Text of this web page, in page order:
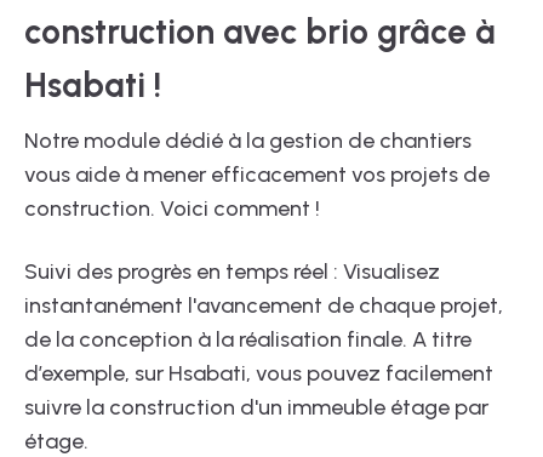
construction avec brio grâce à
Hsabati !
Notre module dédié à la gestion de chantiers
vous aide à mener efficacement vos projets de
construction. Voici comment !
Suivi des progrès en temps réel : Visualisez
instantanément l'avancement de chaque projet,
de la conception à la réalisation finale. A titre
d’exemple, sur Hsabati, vous pouvez facilement
suivre la construction d'un immeuble étage par
étage.